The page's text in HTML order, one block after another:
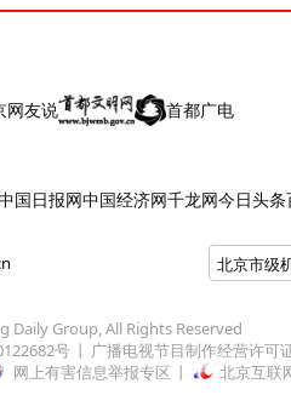
网友说 首都广电
国日报网中国经济网千龙网今日头条
北京市级
Daily Group, All Rights Reserved
号
广播电视节目制作经营许可
网上有害信息举报专区 北京互联